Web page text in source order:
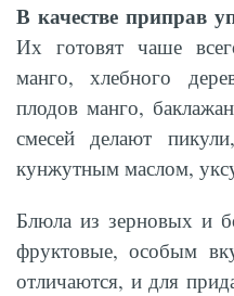
В качестве приправ
Их готовят чаше
манго, хлебного
плодов манго,
смесей делают
кунжутным маслом,
Блюла из зерновых и
фруктовые, особым
отличаются, и для